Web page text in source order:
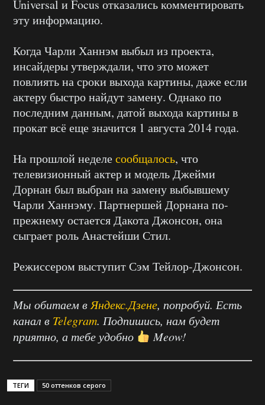
Universal и Focus отказались комментировать
эту информацию.
Когда Чарли Ханнэм выбыл из проекта,
инсайдеры утверждали, что это может
повлиять на сроки выхода картины, даже если
актеру быстро найдут замену. Однако по
последним данным, датой выхода картины в
прокат всё еще значится 1 августа 2014 года.
На прошлой неделесообщалось, что
телевизионный актер и модель Джейми
Дорнан был выбран на замену выбывшему
Чарли Ханнэму. Партнершей Дорнана по-
прежнему остается Дакота Джонсон, она
сыграет роль Анастейши Стил.
Режиссером выступит Сэм Тейлор-Джонсон.
Мы обитаем в Яндекс.Дзене, попробуй. Есть
канал в Telegram. Подпишись, нам будет
приятно, а тебе удобно
Meow!
ТЕГИ 50 оттенков серого